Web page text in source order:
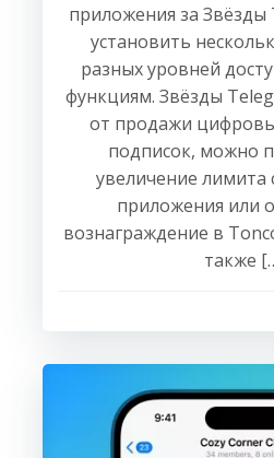
приложения за
установить
разных уровней
функциям. Звёзды
от продажи
подписок, можно
увеличение
приложения или
вознаграждение в
также